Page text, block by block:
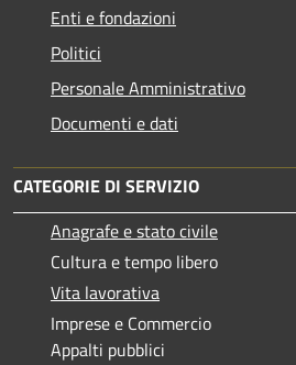
Enti e fondazioni
Politici
Personale Amministrativo
Documenti e dati
CATEGORIE DI SERVIZIO
Anagrafe e stato civile
Cultura e tempo libero
Vita lavorativa
Imprese e Commercio
Appalti pubblici